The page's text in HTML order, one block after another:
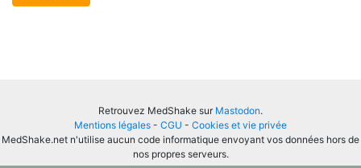
Retrouvez MedShake sur Mastodon.
Mentions légales - CGU - Cookies et vie privée
MedShake.net n'utilise aucun code informatique envoyant vos données hors de
nos propres serveurs.